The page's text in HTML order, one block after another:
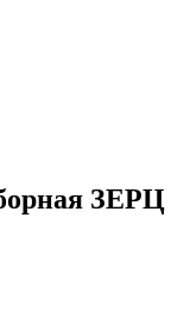
ЗЕРЦ